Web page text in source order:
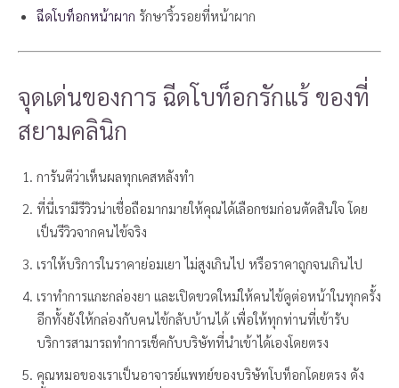
ฉีดโบท็อกหน้าผาก รักษาริ้วรอยที่หน้าผาก
จุดเด่นของการ ฉีดโบท็อกรักแร้ ของที่
สยามคลินิก
การันตีว่าเห็นผลทุกเคสหลังทำ
ที่นี่เรามีรีวิวน่าเชื่อถือมากมายให้คุณได้เลือกชมก่อนตัดสินใจ โดย
เป็นรีวิวจากคนไข้จริง
เราให้บริการในราคาย่อมเยา ไม่สูงเกินไป หรือราคาถูกจนเกินไป
เราทำการแกะกล่องยา และเปิดขวดใหม่ให้คนไข้ดูต่อหน้าในทุกครั้ง
อีกทั้งยังให้กล่องกับคนไข้กลับบ้านได้ เพื่อให้ทุกท่านที่เข้ารับ
บริการสามารถทำการเช็คกับบริษัทที่นำเข้าได้เองโดยตรง
คุณหมอของเราเป็นอาจารย์แพทย์ของบริษัทโบท็อกโดยตรง ดัง